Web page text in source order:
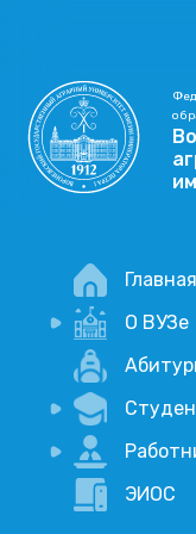
Главная
О ВУЗе
Новости
Учебный
Научная
Портал
ЭИОС